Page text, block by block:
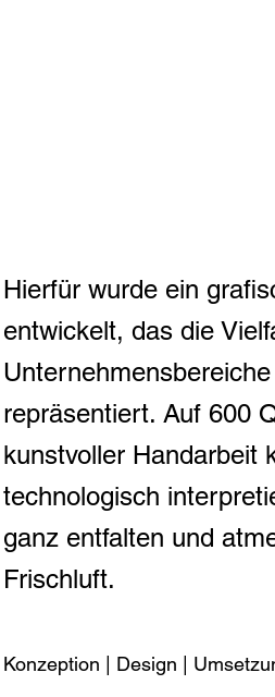
Hierfür wurde ein
entwickelt, das die
repräsentiert. Auf 600
kunstvoller Handarbeit
technologisch
ganz entfalten und
Frischluft.
Konzeption | Design |